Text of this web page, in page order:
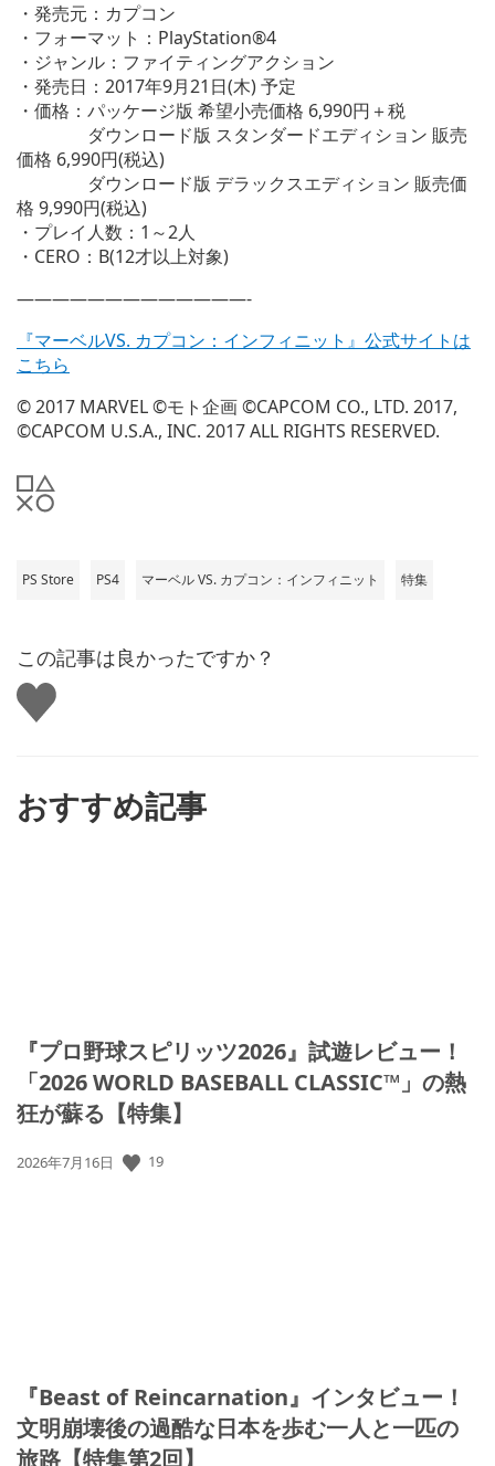
く)
・発売元：カプコン
・フォーマット：PlayStation®4
・ジャンル：ファイティングアクション
・発売日：2017年9月21日(木) 予定
・価格：パッケージ版 希望小売価格 6,990円＋税
ダウンロード版 スタンダードエディション 販売
価格 6,990円(税込)
ダウンロード版 デラックスエディション 販売価
格 9,990円(税込)
・プレイ人数：1～2人
・CERO：B(12才以上対象)
—————————————-
『マーベルVS. カプコン：インフィニット』公式サイトは
こちら
© 2017 MARVEL ©モト企画 ©CAPCOM CO., LTD. 2017,
©CAPCOM U.S.A., INC. 2017 ALL RIGHTS RESERVED.
PS Store PS4 マーベル VS. カプコン：インフィニット 特集
この記事は良かったですか？
い
い
おすすめ記事
『プロ野球スピリッツ2026』試遊レビュー！
「2026 WORLD BASEBALL CLASSIC™」の熱
狂が蘇る【特集】
公
2026年7月16日 19
『Beast of Reincarnation』インタビュー！
文明崩壊後の過酷な日本を歩む一人と一匹の
旅路【特集第2回】